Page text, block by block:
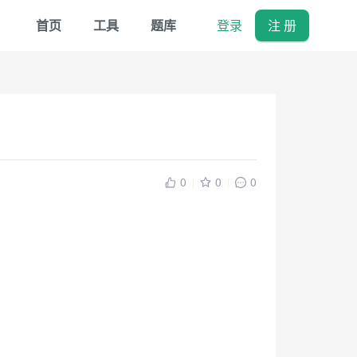
首页 工具 题库 登录 注 册
0 0 0